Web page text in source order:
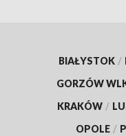
BIAŁYSTOK /
GORZÓW
KRAKÓW /
OPOLE /